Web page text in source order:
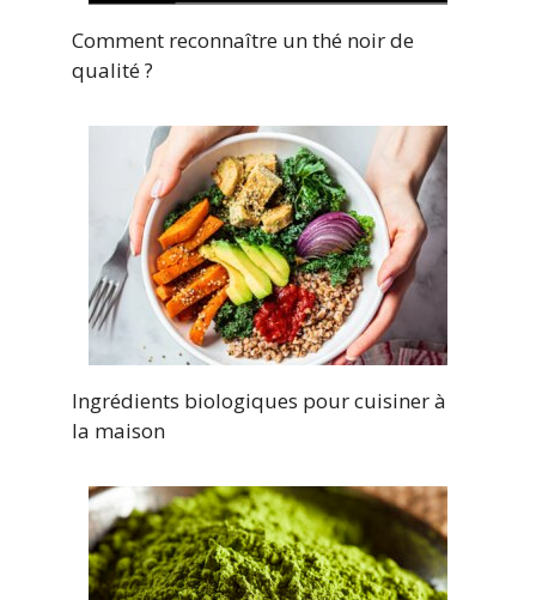
Comment reconnaître un thé noir de
qualité ?
Ingrédients biologiques pour cuisiner à
la maison